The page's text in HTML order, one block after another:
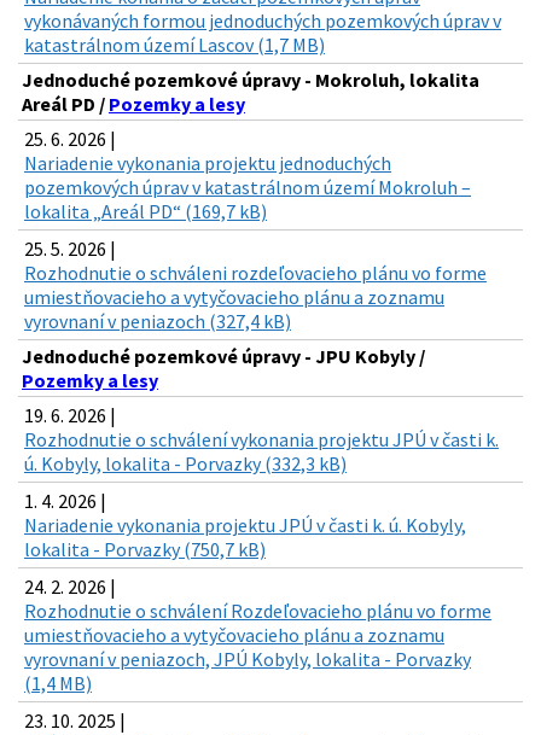
vykonávaných formou jednoduchých pozemkových úprav v
katastrálnom území Lascov (1,7 MB)
Jednoduché pozemkové úpravy - Mokroluh, lokalita
Areál PD / Pozemky a lesy
25. 6. 2026 |
Nariadenie vykonania projektu jednoduchých
pozemkových úprav v katastrálnom území Mokroluh –
lokalita „Areál PD“ (169,7 kB)
25. 5. 2026 |
Rozhodnutie o schváleni rozdeľovacieho plánu vo forme
umiestňovacieho a vytyčovacieho plánu a zoznamu
vyrovnaní v peniazoch (327,4 kB)
Jednoduché pozemkové úpravy - JPU Kobyly /
Pozemky a lesy
19. 6. 2026 |
Rozhodnutie o schválení vykonania projektu JPÚ v časti k.
ú. Kobyly, lokalita - Porvazky (332,3 kB)
1. 4. 2026 |
Nariadenie vykonania projektu JPÚ v časti k. ú. Kobyly,
lokalita - Porvazky (750,7 kB)
24. 2. 2026 |
Rozhodnutie o schválení Rozdeľovacieho plánu vo forme
umiestňovacieho a vytyčovacieho plánu a zoznamu
vyrovnaní v peniazoch, JPÚ Kobyly, lokalita - Porvazky
(1,4 MB)
23. 10. 2025 |